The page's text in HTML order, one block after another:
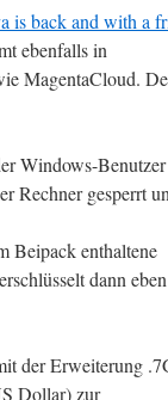
is back and with a
ebenfalls in
MagentaCloud.
Windows-Benutzer
Rechner gesperrt
Beipack enthaltene
dann
der Erweiterung
Dollar) zur